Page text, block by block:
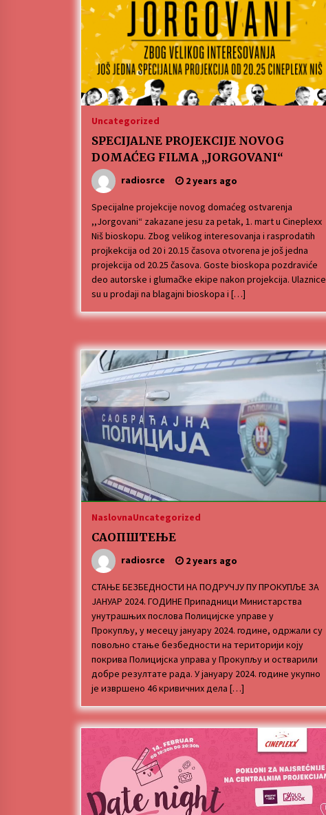
ЛИТУРГИЈА
4 months ago
Karatisti Topličanina osvojili 24
5 months ago
Uncategorized
SPECIJALNE PROJEKCIJE NOVOG
DOMAĆEG FILMA ,,JORGOVANI“
radiosrce 2 years ago
Specijalne projekcije novog domaćeg ostvarenja
,,Jorgovani“ zakazane jesu za petak, 1. mart u Cineplexx
Niš bioskopu. Zbog velikog interesovanja i rasprodatih
projkekcija od 20 i 20.15 časova otvorena je još jedna
projekcija od 20.25 časova. Goste bioskopa pozdraviće
deo autorske i glumačke ekipe nakon projekcija. Ulaznice
su u prodaji na blagajni bioskopa i […]
NaslovnaUncategorized
САОПШТЕЊЕ
radiosrce 2 years ago
СТАЊЕ БЕЗБЕДНОСТИ НА ПОДРУЧЈУ ПУ ПРОКУПЉЕ ЗА
ЈАНУАР 2024. ГОДИНЕ Припадници Министарства
унутрашњих послова Полицијске управе у
Прокупљу, у месецу јануару 2024. године, одржали су
повољно стање безбедности на територији коју
покрива Полицијска управа у Прокупљу и остварили
добре резултате рада. У јануару 2024. године укупно
је извршено 46 кривичних дела […]